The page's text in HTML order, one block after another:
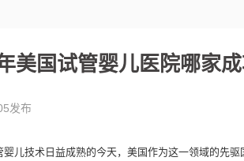
美国试管婴儿医院哪家
发布
婴儿技术日益成熟的今天，美国作为这一领域的先